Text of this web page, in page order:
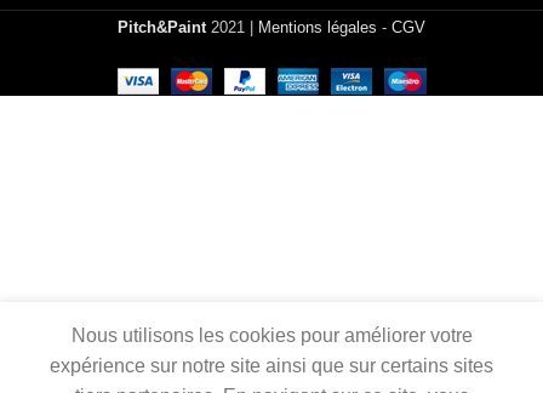
Pitch&Paint 2021 | Mentions légales - CGV
Nous utilisons les cookies pour améliorer votre
expérience sur notre site ainsi que sur certains sites